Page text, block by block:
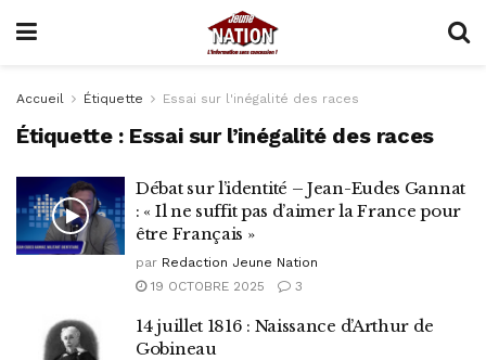
Accueil Étiquette Essai sur l'inégalité des races
Étiquette : Essai sur l’inégalité des races
Débat sur l’identité – Jean-Eudes Gannat
: « Il ne suffit pas d’aimer la France pour
être Français »
par Redaction Jeune Nation
19 OCTOBRE 2025
3
14 juillet 1816 : Naissance d’Arthur de
Gobineau